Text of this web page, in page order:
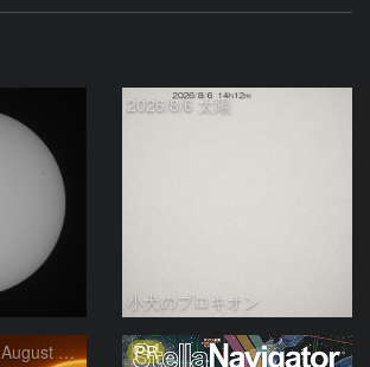
2026/8/6 太陽
小犬のプロキオン
Sun in H-alpha on August 6, 2026 PR